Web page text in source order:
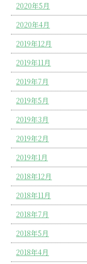
2020年5月
2020年4月
2019年12月
2019年11月
2019年7月
2019年5月
2019年3月
2019年2月
2019年1月
2018年12月
2018年11月
2018年7月
2018年5月
2018年4月